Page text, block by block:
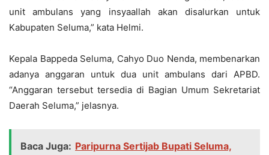
unit ambulans yang insyaallah akan disalurkan untuk
Kabupaten Seluma,” kata Helmi.
Kepala Bappeda Seluma, Cahyo Duo Nenda, membenarkan
adanya anggaran untuk dua unit ambulans dari APBD.
“Anggaran tersebut tersedia di Bagian Umum Sekretariat
Daerah Seluma,” jelasnya.
Baca Juga: Paripurna Sertijab Bupati Seluma,